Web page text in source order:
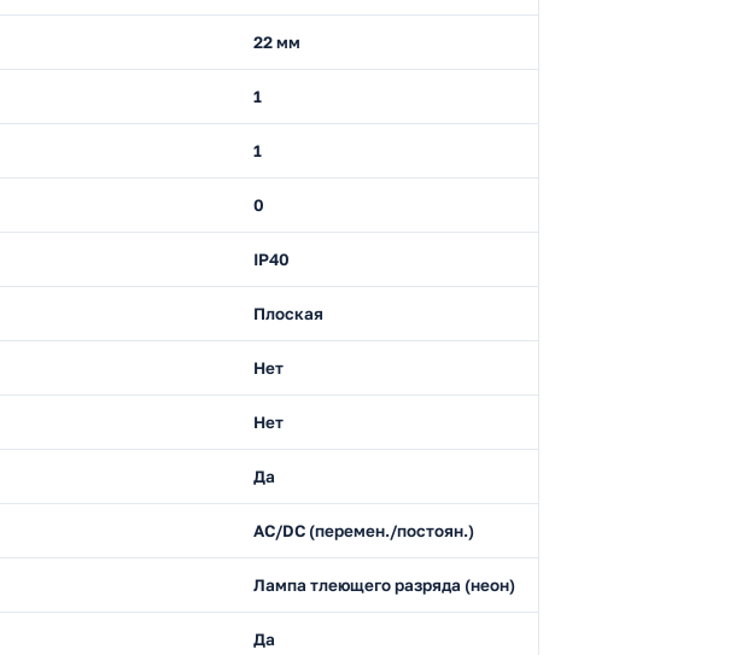
22 мм
1
1
0
IP40
Плоская
Нет
Нет
Да
AC/DC (перемен./постоян.)
Лампа тлеющего разряда (неон)
Да